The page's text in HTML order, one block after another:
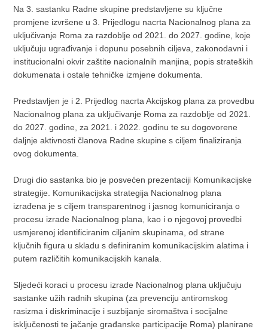
Na 3. sastanku Radne skupine predstavljene su ključne
promjene izvršene u 3. Prijedlogu nacrta Nacionalnog plana za
uključivanje Roma za razdoblje od 2021. do 2027. godine, koje
uključuju ugrađivanje i dopunu posebnih ciljeva, zakonodavni i
institucionalni okvir zaštite nacionalnih manjina, popis strateških
dokumenata i ostale tehničke izmjene dokumenta.
Predstavljen je i 2. Prijedlog nacrta Akcijskog plana za provedbu
Nacionalnog plana za uključivanje Roma za razdoblje od 2021.
do 2027. godine, za 2021. i 2022. godinu te su dogovorene
daljnje aktivnosti članova Radne skupine s ciljem finaliziranja
ovog dokumenta.
Drugi dio sastanka bio je posvećen prezentaciji Komunikacijske
strategije. Komunikacijska strategija Nacionalnog plana
izrađena je s ciljem transparentnog i jasnog komuniciranja o
procesu izrade Nacionalnog plana, kao i o njegovoj provedbi
usmjerenoj identificiranim ciljanim skupinama, od strane
ključnih figura u skladu s definiranim komunikacijskim alatima i
putem različitih komunikacijskih kanala.
Sljedeći koraci u procesu izrade Nacionalnog plana uključuju
sastanke užih radnih skupina (za prevenciju antiromskog
rasizma i diskriminacije i suzbijanje siromaštva i socijalne
isključenosti te jačanje građanske participacije Roma) planirane